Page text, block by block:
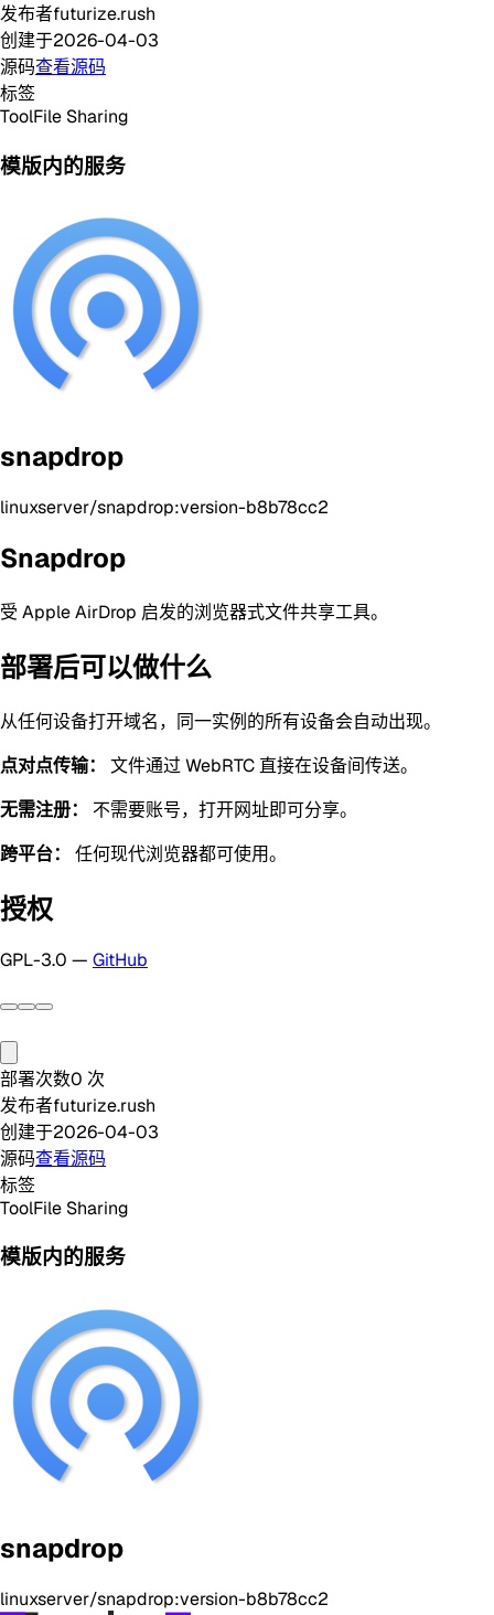
发布者futurize.rush
创建于2026-04-03
源码查看源码
标签
ToolFile Sharing
模版内的服务
snapdrop
linuxserver/snapdrop:version-b8b78cc2
Snapdrop
受 Apple AirDrop 启发的浏览器式文件共享工具。
部署后可以做什么
从任何设备打开域名，同一实例的所有设备会自动出现。
点对点传输：
文件通过 WebRTC 直接在设备间传送。
无需注册：
不需要账号，打开网址即可分享。
跨平台：
任何现代浏览器都可使用。
授权
GPL-3.0 — GitHub
部署次数0 次
发布者futurize.rush
创建于2026-04-03
源码查看源码
标签
ToolFile Sharing
模版内的服务
snapdrop
linuxserver/snapdrop:version-b8b78cc2